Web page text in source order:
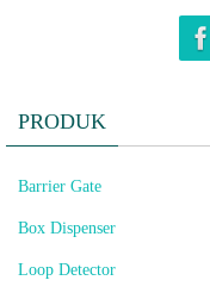
PRODUK
Barrier Gate
Box Dispenser
Loop Detector